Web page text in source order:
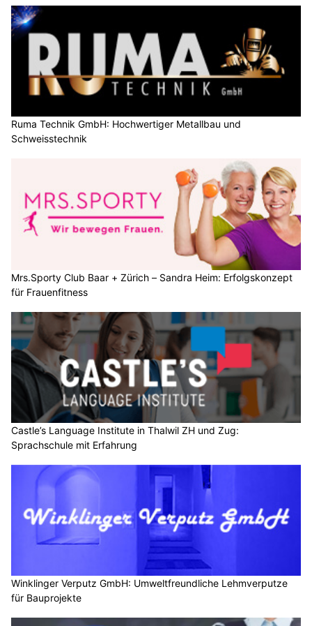
Ruma Technik GmbH: Hochwertiger Metallbau und
Schweisstechnik
Mrs.Sporty Club Baar + Zürich – Sandra Heim: Erfolgskonzept
für Frauenfitness
Castle’s Language Institute in Thalwil ZH und Zug:
Sprachschule mit Erfahrung
Winklinger Verputz GmbH: Umweltfreundliche Lehmverputze
für Bauprojekte